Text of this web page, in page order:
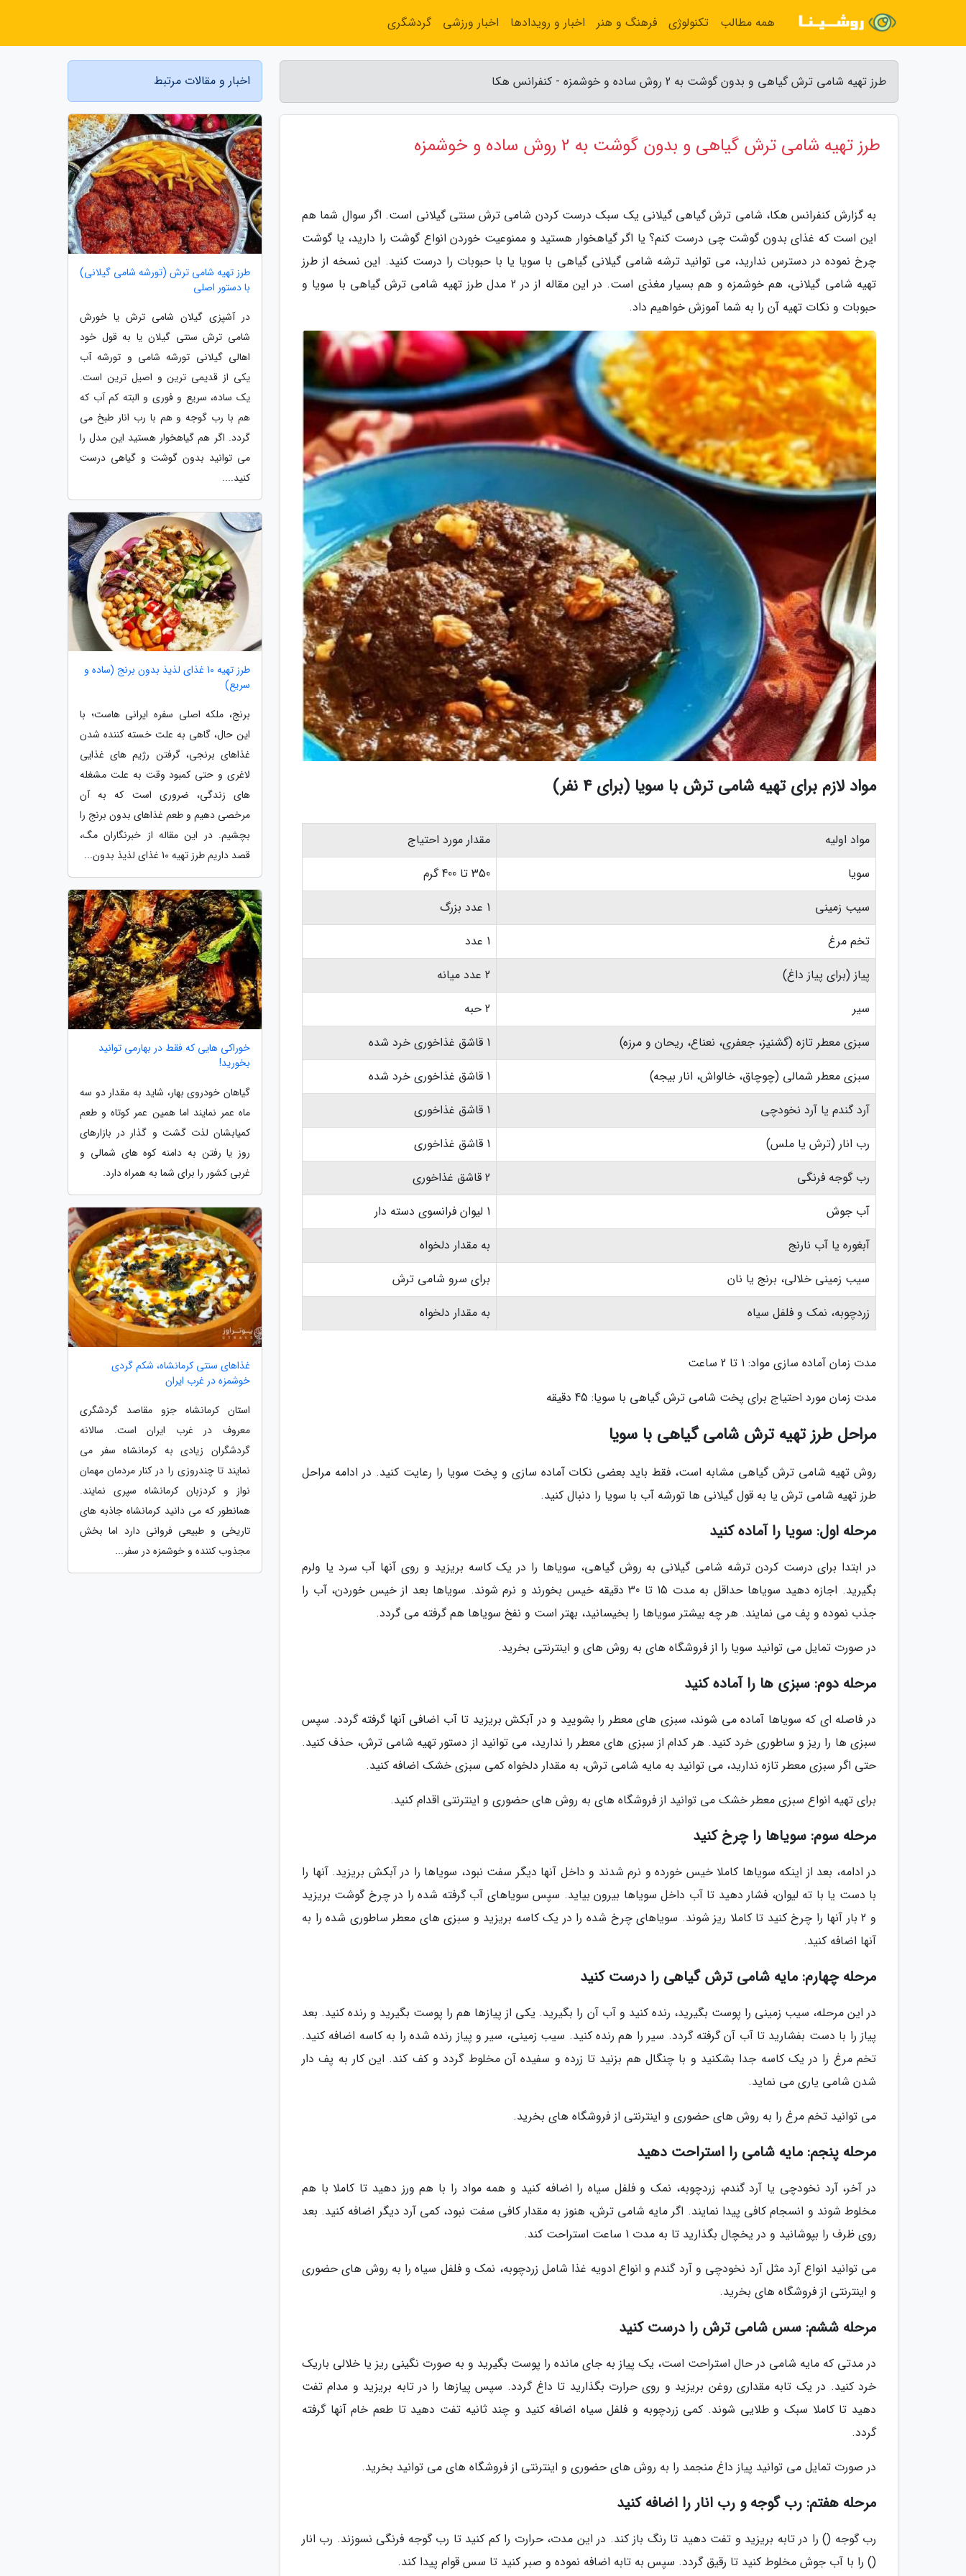
طرز تهیه شامی ترش گیاهی و بدون گوشت به 2 روش ساده و خوشمزه - کنفرانس هکا
طرز تهیه شامی ترش گیاهی و بدون گوشت به 2 روش ساده و خوشمزه
به گزارش کنفرانس هکا، شامی ترش گیاهی گیلانی یک سبک درست کردن شامی ترش سنتی گیلانی است. اگر سوال شما هم
این است که غذای بدون گوشت چی درست کنم؟ یا اگر گیاهخوار هستید و ممنوعیت خوردن انواع گوشت را دارید، یا گوشت
چرخ نموده در دسترس ندارید، می توانید ترشه شامی گیلانی گیاهی با سویا یا با حبوبات را درست کنید. این نسخه از طرز
تهیه شامی گیلانی، هم خوشمزه و هم بسیار مغذی است. در این مقاله از در 2 مدل طرز تهیه شامی ترش گیاهی با سویا و
حبوبات و نکات تهیه آن را به شما آموزش خواهیم داد.
مواد لازم برای تهیه شامی ترش با سویا (برای 4 نفر)
مواد اولیه
مقدار مورد احتیاج
سویا
350 تا 400 گرم
سیب زمینی
1 عدد بزرگ
تخم مرغ
1 عدد
پیاز (برای پیاز داغ)
2 عدد میانه
سیر
2 حبه
سبزی معطر تازه (گشنیز، جعفری، نعناع، ریحان و مرزه)
1 قاشق غذاخوری خرد شده
سبزی معطر شمالی (چوچاق، خالواش، انار بیجه)
1 قاشق غذاخوری خرد شده
آرد گندم یا آرد نخودچی
1 قاشق غذاخوری
رب انار (ترش یا ملس)
1 قاشق غذاخوری
رب گوجه فرنگی
2 قاشق غذاخوری
آب جوش
1 لیوان فرانسوی دسته دار
آبغوره یا آب نارنج
به مقدار دلخواه
سیب زمینی خلالی، برنج یا نان
برای سرو شامی ترش
زردچوبه، نمک و فلفل سیاه
به مقدار دلخواه
مدت زمان آماده سازی مواد: 1 تا 2 ساعت
مدت زمان مورد احتیاج برای پخت شامی ترش گیاهی با سویا: 45 دقیقه
مراحل طرز تهیه ترش شامی گیاهی با سویا
روش تهیه شامی ترش گیاهی مشابه است، فقط باید بعضی نکات آماده سازی و پخت سویا را رعایت کنید. در ادامه مراحل
طرز تهیه شامی ترش یا به قول گیلانی ها تورشه آب با سویا را دنبال کنید.
مرحله اول: سویا را آماده کنید
در ابتدا برای درست کردن ترشه شامی گیلانی به روش گیاهی، سویاها را در یک کاسه بریزید و روی آنها آب سرد یا ولرم
بگیرید. اجازه دهید سویاها حداقل به مدت 15 تا 30 دقیقه خیس بخورند و نرم شوند. سویاها بعد از خیس خوردن، آب را
جذب نموده و پف می نمایند. هر چه بیشتر سویاها را بخیسانید، بهتر است و نفخ سویاها هم گرفته می گردد.
در صورت تمایل می توانید سویا را از فروشگاه های به روش های و اینترنتی بخرید.
مرحله دوم: سبزی ها را آماده کنید
در فاصله ای که سویاها آماده می شوند، سبزی های معطر را بشویید و در آبکش بریزید تا آب اضافی آنها گرفته گردد. سپس
سبزی ها را ریز و ساطوری خرد کنید. هر کدام از سبزی های معطر را ندارید، می توانید از دستور تهیه شامی ترش، حذف کنید.
حتی اگر سبزی معطر تازه ندارید، می توانید به مایه شامی ترش، به مقدار دلخواه کمی سبزی خشک اضافه کنید.
برای تهیه انواع سبزی معطر خشک می توانید از فروشگاه های به روش های حضوری و اینترنتی اقدام کنید.
مرحله سوم: سویاها را چرخ کنید
در ادامه، بعد از اینکه سویاها کاملا خیس خورده و نرم شدند و داخل آنها دیگر سفت نبود، سویاها را در آبکش بریزید. آنها را
با دست یا با ته لیوان، فشار دهید تا آب داخل سویاها بیرون بیاید. سپس سویاهای آب گرفته شده را در چرخ گوشت بریزید
و 2 بار آنها را چرخ کنید تا کاملا ریز شوند. سویاهای چرخ شده را در یک کاسه بریزید و سبزی های معطر ساطوری شده را به
آنها اضافه کنید.
مرحله چهارم: مایه شامی ترش گیاهی را درست کنید
در این مرحله، سیب زمینی را پوست بگیرید، رنده کنید و آب آن را بگیرید. یکی از پیازها هم را پوست بگیرید و رنده کنید. بعد
پیاز را با دست بفشارید تا آب آن گرفته گردد. سیر را هم رنده کنید. سیب زمینی، سیر و پیاز رنده شده را به کاسه اضافه کنید.
تخم مرغ را در یک کاسه جدا بشکنید و با چنگال هم بزنید تا زرده و سفیده آن مخلوط گردد و کف کند. این کار به پف دار
شدن شامی یاری می نماید.
می توانید تخم مرغ را به روش های حضوری و اینترنتی از فروشگاه های بخرید.
مرحله پنجم: مایه شامی را استراحت دهید
در آخر، آرد نخودچی یا آرد گندم، زردچوبه، نمک و فلفل سیاه را اضافه کنید و همه مواد را با هم ورز دهید تا کاملا با هم
مخلوط شوند و انسجام کافی پیدا نمایند. اگر مایه شامی ترش، هنوز به مقدار کافی سفت نبود، کمی آرد دیگر اضافه کنید. بعد
روی ظرف را بپوشانید و در یخچال بگذارید تا به مدت 1 ساعت استراحت کند.
می توانید انواع آرد مثل آرد نخودچی و آرد گندم و انواع ادویه غذا شامل زردچوبه، نمک و فلفل سیاه را به روش های حضوری
و اینترنتی از فروشگاه های بخرید.
مرحله ششم: سس شامی ترش را درست کنید
در مدتی که مایه شامی در حال استراحت است، یک پیاز به جای مانده را پوست بگیرید و به صورت نگینی ریز یا خلالی باریک
خرد کنید. در یک تابه مقداری روغن بریزید و روی حرارت بگذارید تا داغ گردد. سپس پیازها را در تابه بریزید و مدام تفت
دهید تا کاملا سبک و طلایی شوند. کمی زردچوبه و فلفل سیاه اضافه کنید و چند ثانیه تفت دهید تا طعم خام آنها گرفته
گردد.
در صورت تمایل می توانید پیاز داغ منجمد را به روش های حضوری و اینترنتی از فروشگاه های می توانید بخرید.
مرحله هفتم: رب گوجه و رب انار را اضافه کنید
رب گوجه () را در تابه بریزید و تفت دهید تا رنگ باز کند. در این مدت، حرارت را کم کنید تا رب گوجه فرنگی نسوزند. رب انار
() را با آب جوش مخلوط کنید تا رقیق گردد. سپس به تابه اضافه نموده و صبر کنید تا سس قوام پیدا کند.
اخبار و مقالات مرتبط
طرز تهیه شامی ترش (تورشه شامی گیلانی)
با دستور اصلی
در آشپزی گیلان شامی ترش یا خورش
شامی ترش سنتی گیلان یا به قول خود
اهالی گیلانی تورشه شامی و تورشه آب
یکی از قدیمی ترین و اصیل ترین است.
یک ساده، سریع و فوری و البته کم آب که
هم با رب گوجه و هم با رب انار طبخ می
گردد. اگر هم گیاهخوار هستید این مدل را
می توانید بدون گوشت و گیاهی درست
کنید....
طرز تهیه 10 غذای لذیذ بدون برنج (ساده و
سریع)
برنج، ملکه اصلی سفره ایرانی هاست؛ با
این حال، گاهی به علت خسته کننده شدن
غذاهای برنجی، گرفتن رژیم های غذایی
لاغری و حتی کمبود وقت به علت مشغله
های زندگی، ضروری است که به آن
مرخصی دهیم و طعم غذاهای بدون برنج را
بچشیم. در این مقاله از خبرنگاران مگ،
قصد داریم طرز تهیه 10 غذای لذیذ بدون...
خوراکی هایی که فقط در بهارمی توانید
بخورید!
گیاهان خودروی بهار، شاید به مقدار دو سه
ماه عمر نمایند اما همین عمر کوتاه و طعم
کمیابشان لذت گشت و گذار در بازارهای
روز یا رفتن به دامنه کوه های شمالی و
غربی کشور را برای شما به همراه دارد.
غذاهای سنتی کرمانشاه، شکم گردی
خوشمزه در غرب ایران
استان کرمانشاه جزو مقاصد گردشگری
معروف در غرب ایران است. سالانه
گردشگران زیادی به کرمانشاه سفر می
نمایند تا چندروزی را در کنار مردمان مهمان
نواز و کردزبان کرمانشاه سپری نمایند.
همانطور که می دانید کرمانشاه جاذبه های
تاریخی و طبیعی فروانی دارد اما بخش
مجذوب کننده و خوشمزه در سفر...
همه مطالب تکنولوژی فرهنگ و هنر اخبار و رویدادها اخبار ورزشی گردشگری